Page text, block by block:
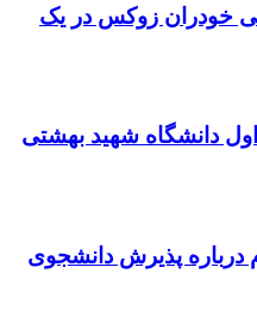
خودران زوکس در یک
دانشگاه شهید بهشتی
درباره پذیرش دانشجوی